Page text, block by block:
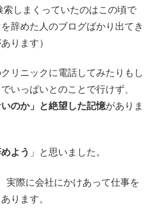
索しまくっていたのはこの頃で
辞めた人のブログばかり出てき
ります）
リニックに電話してみたりもし
いっぱいとのことで行けず、
のか」と絶望した記憶がありま
よう 」と思いました。
実際に会社にかけあって仕事を
ります。